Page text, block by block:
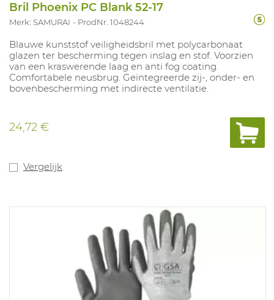
Bril Phoenix PC Blank 52-17
Merk: SAMURAI ProdNr. 1048244
Blauwe kunststof veiligheidsbril met polycarbonaat
glazen ter bescherming tegen inslag en stof. Voorzien
van een kraswerende laag en anti fog coating.
Comfortabele neusbrug. Geïntegreerde zij-, onder- en
bovenbescherming met indirecte ventilatie.
24,72 €
Vergelijk